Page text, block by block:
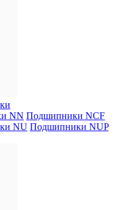
NN Подшипники NCF
NU Подшипники NUP